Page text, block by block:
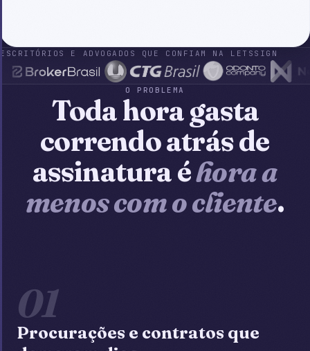
ESCRITÓRIOS E ADVOGADOS QUE CONFIAM NA LETSSIGN
O PROBLEMA
Toda hora gasta
correndo atrás de
assinatura éhora a
menos com o cliente.
01
Procurações e contratos que